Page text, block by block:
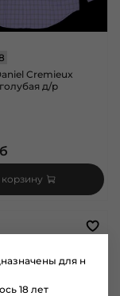
Cremieux
д/р
для н
18 лет